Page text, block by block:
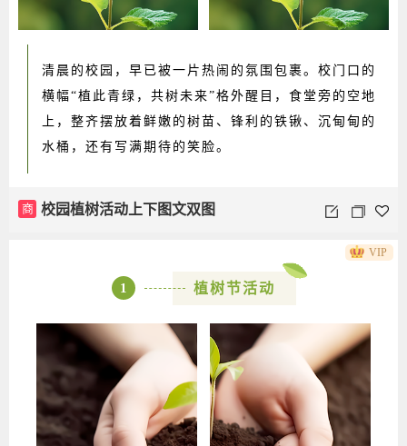
清晨的校园，早已被一片热闹的氛围包裹。校门口的
横幅“植此青绿，共树未来”格外醒目，食堂旁的空地
上，整齐摆放着鲜嫩的树苗、锋利的铁锹、沉甸甸的
水桶，还有写满期待的笑脸。
商 校园植树活动上下图文双图
1 植树节活动
VIP